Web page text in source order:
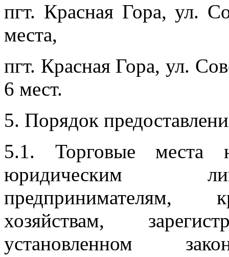
пгт. Красная Гора, ул.
места,
пгт. Красная Гора, ул.
6 мест.
5. Порядок
5.1. Торговые места
юридическим
предпринимателям,
хозяйствам,
установленном